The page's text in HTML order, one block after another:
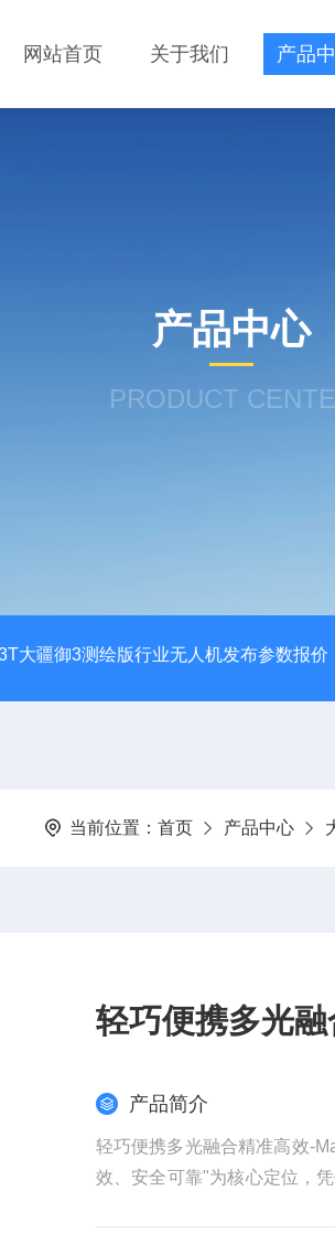
网站首页 关于我们 产品
产品中心
PRODUCT
大疆御3测绘版行业无人机发布参数报价
当前位置： 首页 产品中心
轻巧便携多光
产品简介
轻巧便携多光融合精准高效-
效、安全可靠"为核心定位，